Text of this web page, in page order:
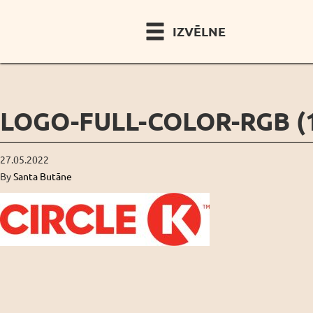
IZVĒLNE
LOGO-FULL-COLOR-RGB
27.05.2022
BySanta Butāne